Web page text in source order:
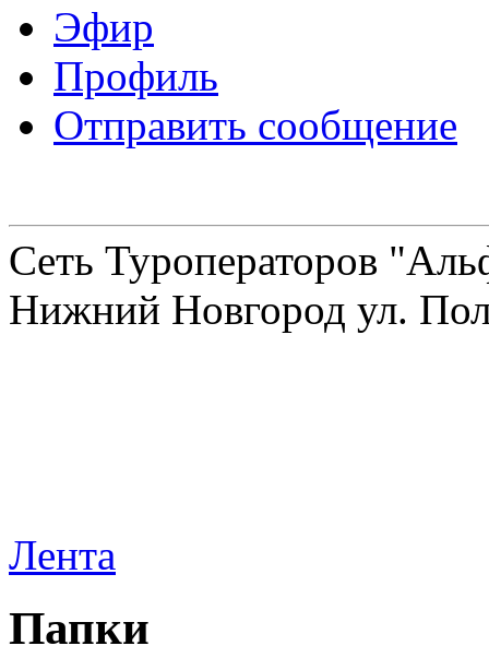
Эфир
Профиль
Отправить сообщение
Сеть Туроператоров
Нижний Новгород ул.
Лента
Папки